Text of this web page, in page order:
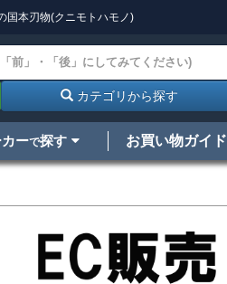
国本刃物(クニモトハモノ)
カテゴリから探す
カーで探す お買い物ガイド